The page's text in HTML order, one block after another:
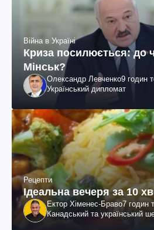
Війна в Україні
Криза посилюється: до
Мінськ?
Олександр Левченко9 годин
Український дипломат
Рецепти
Ідеальна вечеря за 10
Ектор Хіменес-Браво7 годин
Канадський та український